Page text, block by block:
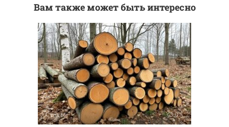
Вам также может быть интересно
Статьи 0